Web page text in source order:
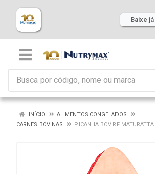
Baixe
INÍCIO
ALIMENTOS CONGELADOS
CARNES BOVINAS
PICANHA BOV RF MATURATTA